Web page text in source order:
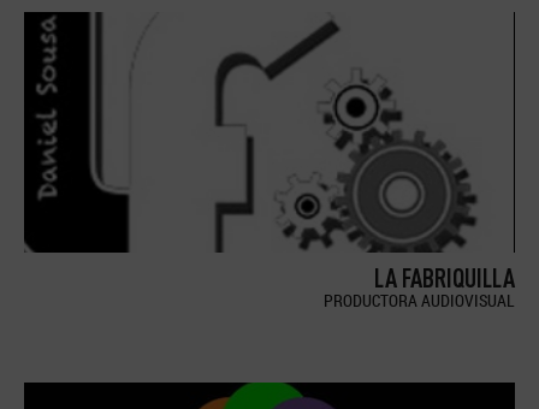
LA FABRIQUILLA
PRODUCTORA AUDIOVISUAL